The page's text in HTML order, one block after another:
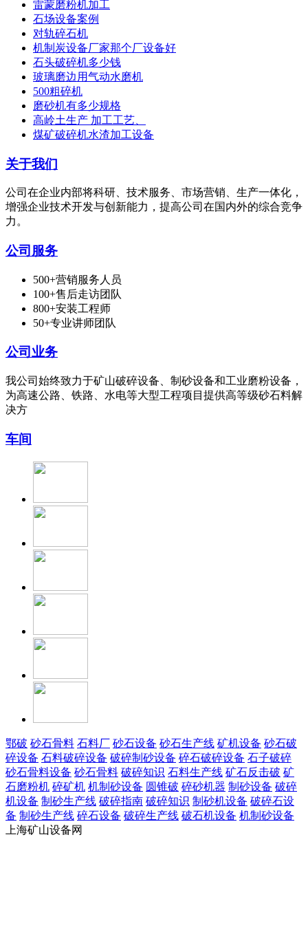
雷蒙磨粉机加工
石场设备案例
对轨碎石机
机制炭设备厂家那个厂设备好
石头破碎机多少钱
玻璃磨边用气动水磨机
500粗碎机
磨砂机有多少规格
高岭土生产 加工工艺、
煤矿破碎机水渣加工设备
关于我们
公司在企业内部将科研、技术服务、市场营销、生产一体化，
增强企业技术开发与创新能力，提高公司在国内外的综合竞争
力。
公司服务
500+营销服务人员
100+售后走访团队
800+安装工程师
50+专业讲师团队
公司业务
我公司始终致力于矿山破碎设备、制砂设备和工业磨粉设备，
为高速公路、铁路、水电等大型工程项目提供高等级砂石料解
决方
车间
鄂破 砂石骨料 石料厂 砂石设备 砂石生产线 矿机设备 砂石破
碎设备 石料破碎设备 破碎制砂设备 碎石破碎设备 石子破碎
砂石骨料设备 砂石骨料 破碎知识 石料生产线 矿石反击破 矿
石磨粉机 碎矿机 机制砂设备 圆锥破 碎砂机器 制砂设备 破碎
机设备 制砂生产线 破碎指南 破碎知识 制砂机设备 破碎石设
备 制砂生产线 碎石设备 破碎生产线 破石机设备 机制砂设备
上海矿山设备网